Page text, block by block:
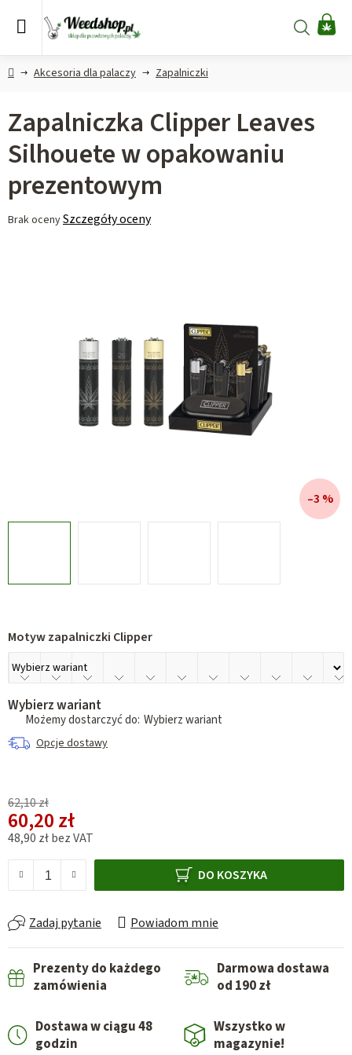
Szukaj
HomeAkcesoria dla palaczy Zapalniczki
Motyw zapalniczki Clipper
Wybierz wariant
Wybierz wariant
Opcje dostawy
62,10 zł
60,20 zł
48,90 zł bez VAT
DO KOSZYKA
Zadaj pytanie Powiadom mnie
Zapalniczka Clipper Leaves
Silhouete w opakowaniu
prezentowym
Średnia
Brak ocenySzczegóły oceny
–3 %
Prezenty do każdego
zamówienia
Darmowa dostawa
od 190 zł
Dostawa w ciągu 48
godzin
Wszystko w
magazynie!